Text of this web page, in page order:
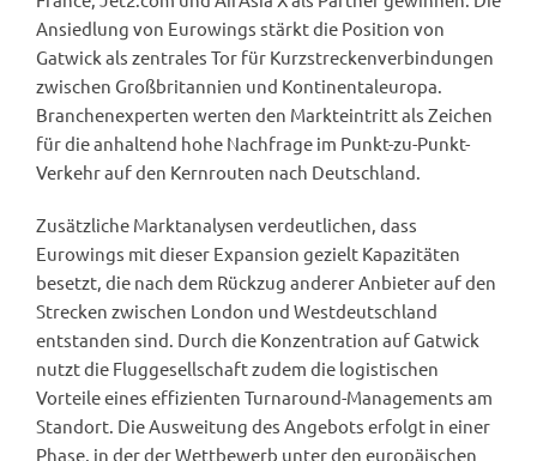
Ansiedlung von Eurowings stärkt die Position von
Gatwick als zentrales Tor für Kurzstreckenverbindungen
zwischen Großbritannien und Kontinentaleuropa.
Branchenexperten werten den Markteintritt als Zeichen
für die anhaltend hohe Nachfrage im Punkt-zu-Punkt-
Verkehr auf den Kernrouten nach Deutschland.
Zusätzliche Marktanalysen verdeutlichen, dass
Eurowings mit dieser Expansion gezielt Kapazitäten
besetzt, die nach dem Rückzug anderer Anbieter auf den
Strecken zwischen London und Westdeutschland
entstanden sind. Durch die Konzentration auf Gatwick
nutzt die Fluggesellschaft zudem die logistischen
Vorteile eines effizienten Turnaround-Managements am
Standort. Die Ausweitung des Angebots erfolgt in einer
Phase, in der der Wettbewerb unter den europäischen